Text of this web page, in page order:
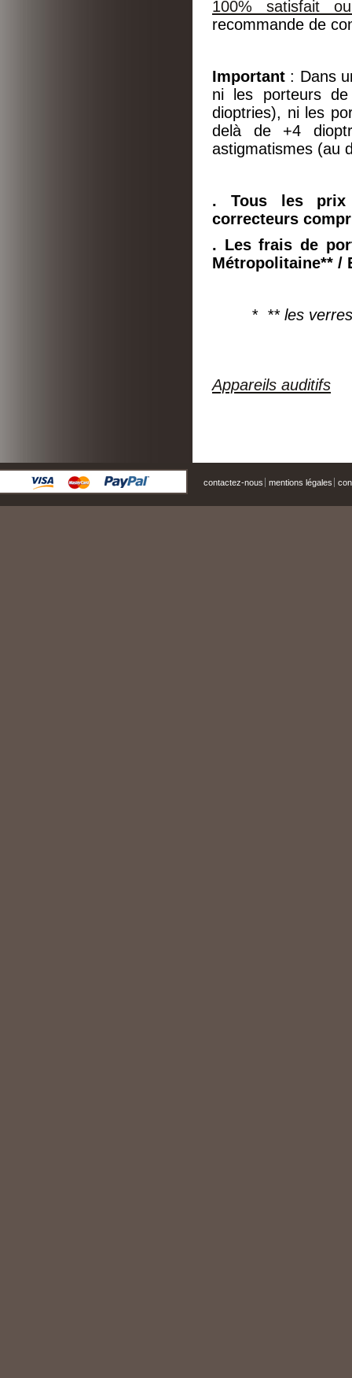
100% satisfait
recommande de
Important : Dans
ni les porteurs
dioptries), ni les
delà de +4
astigmatismes (au
. Tous les prix
correcteurs
. Les frais de
Métropolitaine** /
* ** les
Appareils auditifs
contactez-nous mentions légales